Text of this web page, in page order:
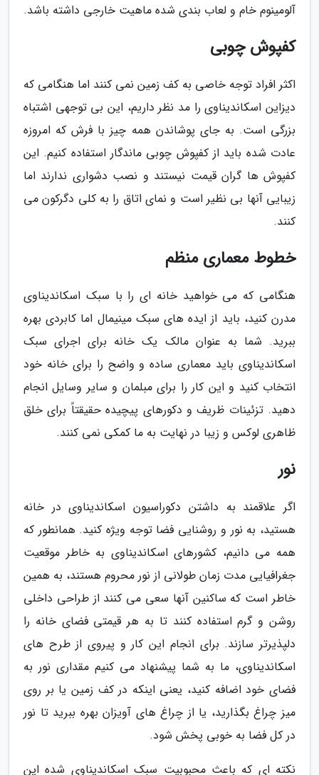
آلومینوم خام و لعاب بندی شده ماهیت خارجی داشته باشد.
کفپوش چوبی
اکثر افراد توجه خاصی به کف زمین نمی کنند اما هنگامی که
دیزاین اسکاندیناوی را مد نظر داریم، این بی توجهی اشتباه
بزرگی است. به جای پوشاندن همه چیز با فرش که امروزه
عادت شده باید از کفپوش چوبی ماندگار استفاده کنیم. این
کفپوش ها گران قیمت نیستند و نصب دشواری ندارند اما
زیبایی آنها بی نظیر است و نمای اتاق را به کلی دگرکون می
کنند.
خطوط معماری منظم
هنگامی که می خواهید خانه ای را با سبک اسکاندیناوی
مدرن کنید، باید از ایده های سبک مینیمال اما کابردی بهره
ببرید. شما به عنوان مالک یک خانه برای اجرای سبک
اسکاندیناوی باید معماری ساده و واضح را برای خانه خود
انتخاب کنید و این کار را برای مبلمان و سایر وسایل انجام
دهید. تزئینات ظریف و دکورهای پیچیده حقیقتاً برای خلق
ظاهری لوکس و زیبا در نهایت به ما کمکی نمی کنند.
نور
اگر علاقمند به داشتن دکوراسیون اسکاندیناوی در خانه
هستید، به نور و روشنایی فضا توجه ویژه کنید. همانطور که
همه می دانیم، کشورهای اسکاندیناوی به خاطر موقعیت
جغرافیایی مدت زمان طولانی از نور محروم هستند، به همین
خاطر است که ساکنین آنها سعی می کنند از طراحی داخلی
روشن و گرم استفاده کنند تا به هر قیمتی فضای خانه را
دلپذیرتر سازند. برای انجام این کار و پیروی از طرح های
اسکاندیناوی، ما به شما پیشنهاد می کنیم مقداری نور به
فضای خود اضافه کنید، یعنی اینکه در کف زمین یا بر روی
میز چراغ بگذارید، یا از چراغ های آویزان بهره ببرید تا نور
در کل فضا به خوبی پخش شود.
نکته ای که باعث محبوبیت سبک اسکاندیناوی شده این